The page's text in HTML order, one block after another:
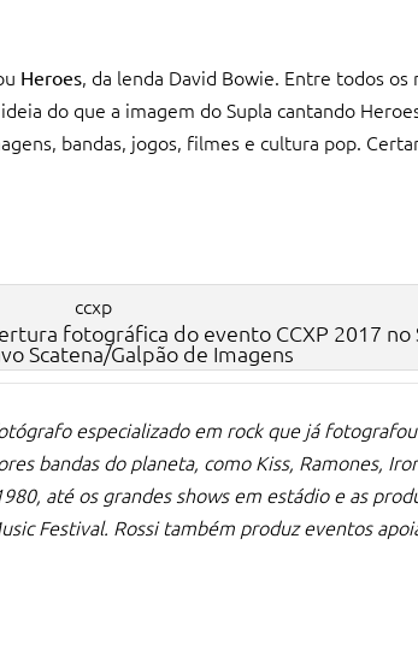
Heroes, da lenda David Bowie. Entre todos
do que a imagem do Supla cantando
bandas, jogos, filmes e cultura pop.
fotográfica do evento CCXP 2017 no
Scatena/Galpão de Imagens
especializado em rock que já
bandas do planeta, como Kiss, Ramones,
até os grandes shows em estádio e as
Festival. Rossi também produz eventos